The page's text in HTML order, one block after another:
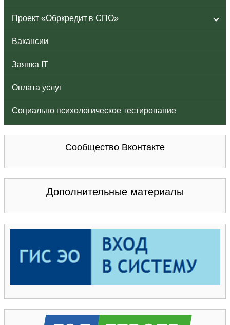
Проект «Обркредит в СПО»
Вакансии
Заявка IT
Оплата услуг
Социально психологическое тестирование
Сообщество Вконтакте
Дополнительные материалы